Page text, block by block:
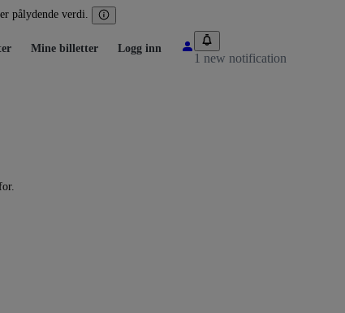
pålydende verdi.
Mine billetter Logg inn
1 new notification